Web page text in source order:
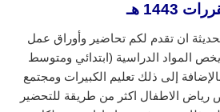
1443 هـ
ان تقدم لكم تحاضير وأوراق عمل
المواد الدراسية (ابتدائي ومتوسط
إلى ذلك تعليم الكبيرات ومجتمع
رياض الاطفال اكثر من طريقة للتحضير